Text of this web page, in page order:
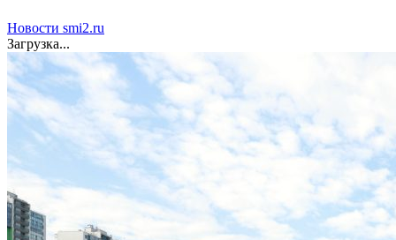
Новости smi2.ru
Загрузка...